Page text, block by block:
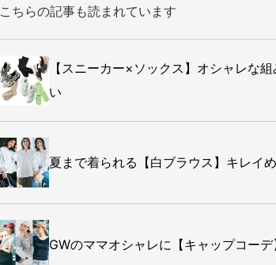
こちらの記事も読まれています
【スニーカー×ソックス】オシャレな
い
夏まで着られる【白ブラウス】キレイ
GWのママオシャレに【キャップコー